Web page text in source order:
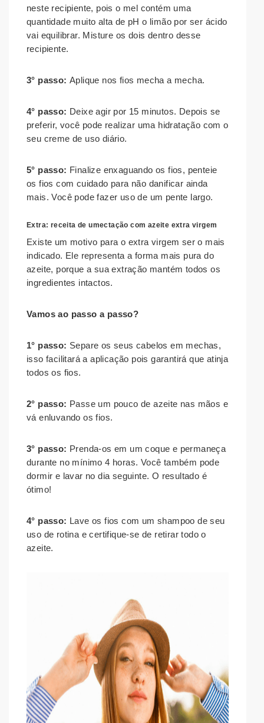
neste recipiente, pois o mel contém uma
quantidade muito alta de pH o limão por ser ácido
vai equilibrar. Misture os dois dentro desse
recipiente.
3° passo: Aplique nos fios mecha a mecha.
4° passo: Deixe agir por 15 minutos. Depois se
preferir, você pode realizar uma hidratação com o
seu creme de uso diário.
5° passo: Finalize enxaguando os fios, penteie
os fios com cuidado para não danificar ainda
mais. Você pode fazer uso de um pente largo.
Extra: receita de umectação com azeite extra virgem
Existe um motivo para o extra virgem ser o mais
indicado. Ele representa a forma mais pura do
azeite, porque a sua extração mantém todos os
ingredientes intactos.
Vamos ao passo a passo?
1° passo: Separe os seus cabelos em mechas,
isso facilitará a aplicação pois garantirá que atinja
todos os fios.
2° passo: Passe um pouco de azeite nas mãos e
vá enluvando os fios.
3° passo: Prenda-os em um coque e permaneça
durante no mínimo 4 horas. Você também pode
dormir e lavar no dia seguinte. O resultado é
ótimo!
4° passo: Lave os fios com um shampoo de seu
uso de rotina e certifique-se de retirar todo o
azeite.